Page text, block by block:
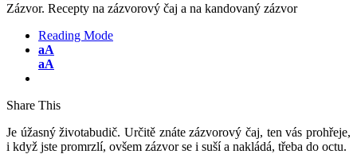
Zázvor. Recepty na zázvorový čaj a na kandovaný zázvor
Reading Mode
aA
aA
Share This
Je úžasný životabudič. Určitě znáte zázvorový čaj, ten vás prohřeje,
i když jste promrzlí, ovšem zázvor se i suší a nakládá, třeba do octu.